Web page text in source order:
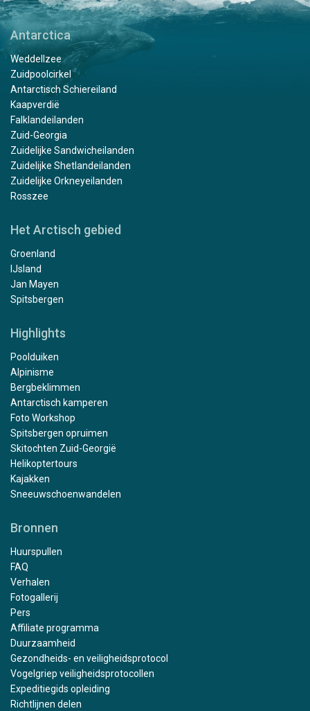
Antarctica
Weddellzee
Zuidpoolcirkel
Antarctisch Schiereiland
Kaapverdië
Falklandeilanden
Zuid-Georgia
Zuidelijke Sandwicheilanden
Zuidelijke Shetlandeilanden
Zuidelijke Orkneyeilanden
Rosszee
Het Arctisch gebied
Groenland
IJsland
Jan Mayen
Spitsbergen
Highlights
Poolduiken
Alpinisme
Bergbeklimmen
Antarctisch kamperen
Foto Workshop
Spitsbergen opruimen
Skitochten Zuid-Georgië
Helikoptertours
Kajakken
Sneeuwschoenwandelen
Bronnen
Huurspullen
FAQ
Verhalen
Fotogallerij
Pers
Affiliate programma
Duurzaamheid
Gezondheids- en veiligheidsprotocol
Vogelgriep veiligheidsprotocollen
Expeditiegids opleiding
Richtlijnen delen